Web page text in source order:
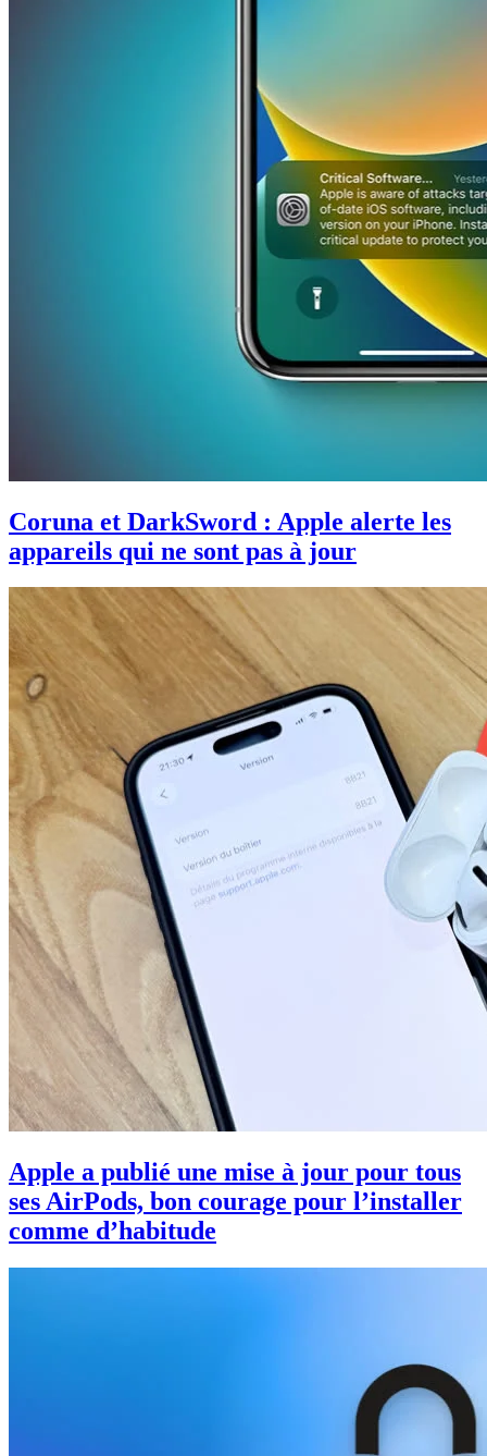
Coruna et DarkSword : Apple alerte les
appareils qui ne sont pas à jour
Apple a publié une mise à jour pour tous
ses AirPods, bon courage pour l’installer
comme d’habitude